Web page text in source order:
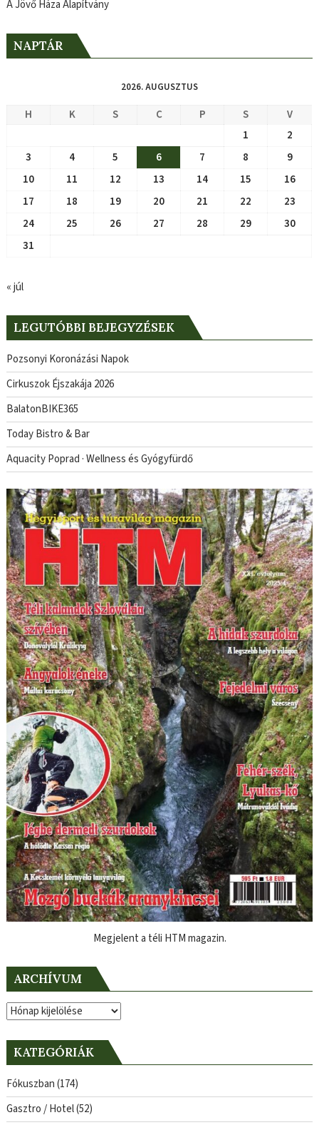
A Jövő Háza Alapítvány
NAPTÁR
2026. AUGUSZTUS
H K S C P S
V
1
2
3
4 5 6 7 8
9
10
11 12 13 14 15
16
17
18 19 20 21 22
23
24
25 26 27 28 29
30
31
« júl
LEGUTÓBBI BEJEGYZÉSEK
Pozsonyi Koronázási Napok
Cirkuszok Éjszakája 2026
BalatonBIKE365
Today Bistro & Bar
Aquacity Poprad · Wellness és Gyógyfürdő
Megjelent a téli HTM magazin.
ARCHÍVUM
Archívum
KATEGÓRIÁK
Fókuszban(174)
Gasztro / Hotel(52)